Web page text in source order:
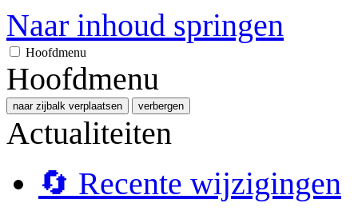
Naar inhoud springen
Hoofdmenu
Hoofdmenu
naar zijbalk verplaatsen verbergen
Actualiteiten
🔄 Recente wijzigingen